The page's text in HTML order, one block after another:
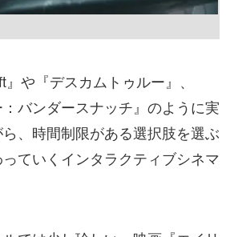
や『デスカムトゥルー』、
：バンダースナッチ』のように実
、時間制限がある選択肢を選ぶ
ていくインタラクティブシネマ